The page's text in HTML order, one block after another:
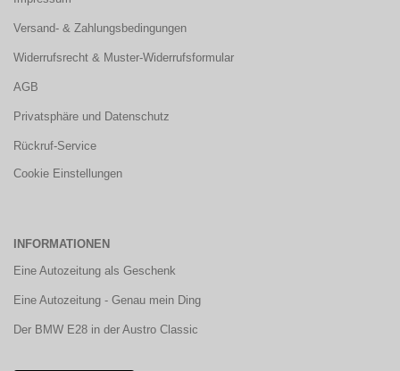
Versand- & Zahlungsbedingungen
Widerrufsrecht & Muster-Widerrufsformular
AGB
Privatsphäre und Datenschutz
Rückruf-Service
Cookie Einstellungen
INFORMATIONEN
Eine Autozeitung als Geschenk
Eine Autozeitung - Genau mein Ding
Der BMW E28 in der Austro Classic